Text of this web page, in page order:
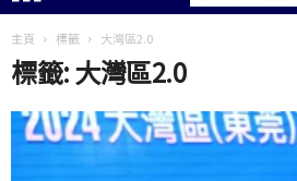
主頁 標籤 大灣區2.0
標籤: 大灣區2.0